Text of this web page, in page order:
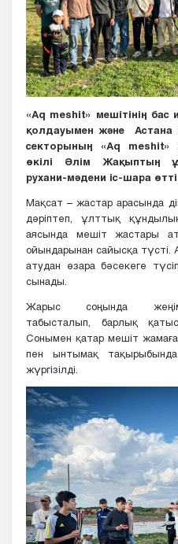
Уральск
Усть-Каменогорск
Шымкент
«Aq meshit» мешітінің
қолдауымен және Астана
секторының «Aq meshit»
өкілі Әлім Жақыптың
рухани-мәдени іс-шара
Мақсат – жастар арасында
дәріптеп, ұлттық
аясында мешіт жастары
ойындарынан сайысқа түсті.
атудан өзара бәсекеге
сынады.
Жарыс соңында
табысталып, барлық
Сонымен қатар мешіт
пен ынтымақ
жүргізілді.